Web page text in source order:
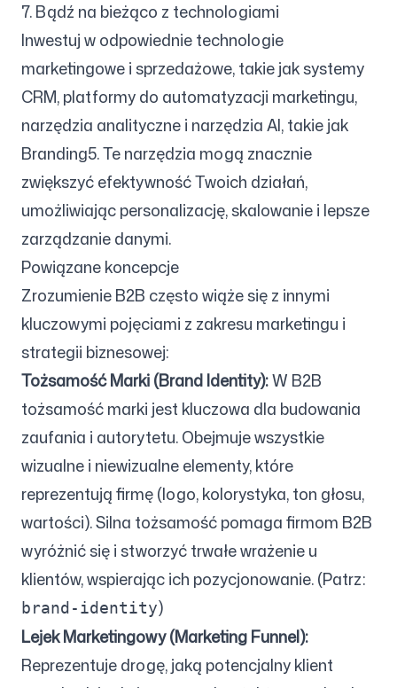
7. Bądź na bieżąco z technologiami
Inwestuj w odpowiednie technologie
marketingowe i sprzedażowe, takie jak systemy
CRM, platformy do automatyzacji marketingu,
narzędzia analityczne i narzędzia AI, takie jak
Branding5. Te narzędzia mogą znacznie
zwiększyć efektywność Twoich działań,
umożliwiając personalizację, skalowanie i lepsze
zarządzanie danymi.
Powiązane koncepcje
Zrozumienie B2B często wiąże się z innymi
kluczowymi pojęciami z zakresu marketingu i
strategii biznesowej:
Tożsamość Marki (Brand Identity):W B2B
tożsamość marki jest kluczowa dla budowania
zaufania i autorytetu. Obejmuje wszystkie
wizualne i niewizualne elementy, które
reprezentują firmę (logo, kolorystyka, ton głosu,
wartości). Silna tożsamość pomaga firmom B2B
wyróżnić się i stworzyć trwałe wrażenie u
klientów, wspierając ich pozycjonowanie. (Patrz:
brand-identity)
Lejek Marketingowy (Marketing Funnel):
Reprezentuje drogę, jaką potencjalny klient